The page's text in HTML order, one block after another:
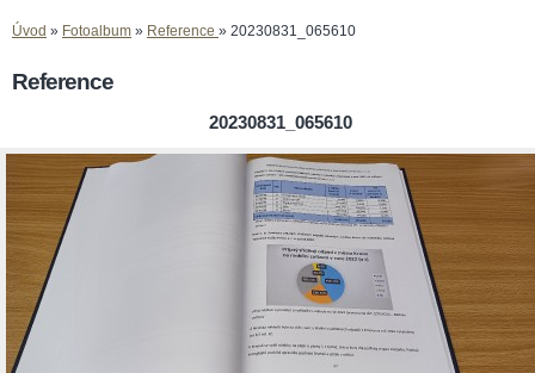
Úvod » Fotoalbum » Reference » 20230831_065610
Reference
20230831_065610